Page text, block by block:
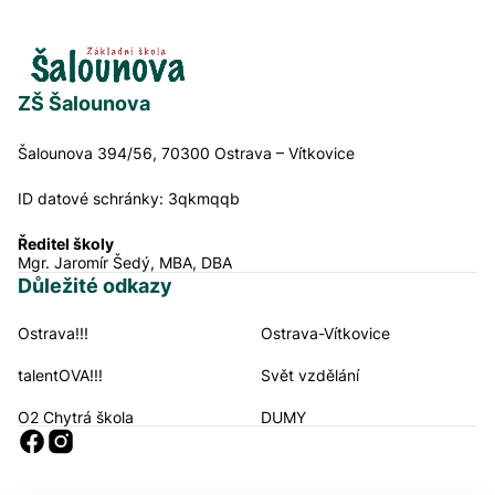
ZŠ Šalounova
Šalounova 394/56, 70300 Ostrava – Vítkovice
ID datové schránky: 3qkmqqb
Ředitel školy
Mgr. Jaromír Šedý, MBA, DBA
Důležité odkazy
Navigační odkazy
Ostrava!!! Ostrava-Vítkovice
talentOVA!!! Svět vzdělání
O2 Chytrá škola DUMY
Sociální sítě